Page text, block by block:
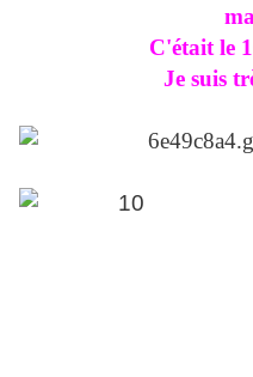
C'était le
Je suis